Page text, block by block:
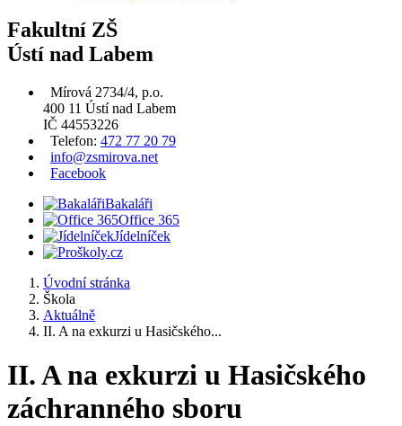
Fakultní ZŠ
Ústí nad Labem
Mírová 2734/4, p.o.
400 11 Ústí nad Labem
IČ 44553226
Telefon: 472 77 20 79
info@zsmirova.net
Facebook
Bakaláři
Office 365
Jídelníček
Úvodní stránka
Škola
Aktuálně
II. A na exkurzi u Hasičského...
II. A na exkurzi u Hasičského
záchranného sboru